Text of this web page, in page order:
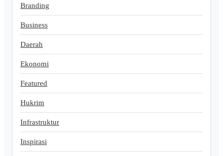
Branding
Business
Daerah
Ekonomi
Featured
Hukrim
Infrastruktur
Inspirasi